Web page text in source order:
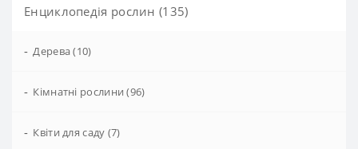
Енциклопедія рослин (135)
- Дерева (10)
- Кімнатні рослини (96)
- Квіти для саду (7)